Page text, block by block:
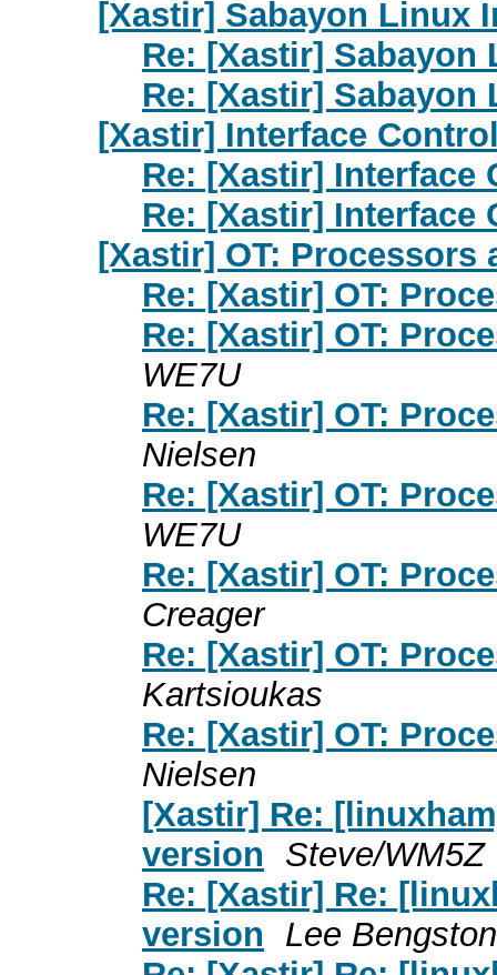
[Xastir] Sabayon Linux
Re: [Xastir] Sabayon
Re: [Xastir] Sabayon
[Xastir] Interface
Re: [Xastir] Interface
Re: [Xastir] Interface
[Xastir] OT: Processors
Re: [Xastir] OT:
Re: [Xastir] OT:
WE7U
Re: [Xastir] OT:
Nielsen
Re: [Xastir] OT:
WE7U
Re: [Xastir] OT:
Creager
Re: [Xastir] OT:
Kartsioukas
Re: [Xastir] OT:
Nielsen
[Xastir] Re:
version
Steve/WM5Z
Re: [Xastir] Re:
version
Lee Bengston